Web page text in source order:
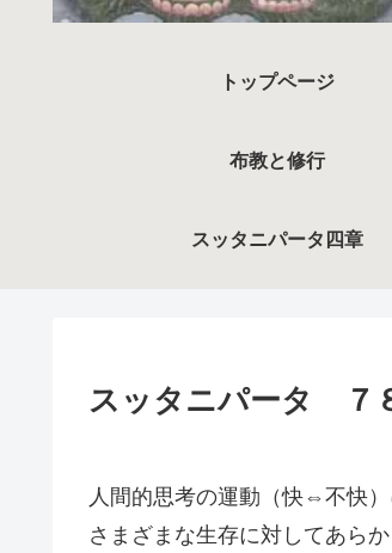
トップページ
布教と修行
スッタニパータ四章
スッタニパータ ７
人間的思考の運動（快⇔不快
さまざまな生存に対してあら